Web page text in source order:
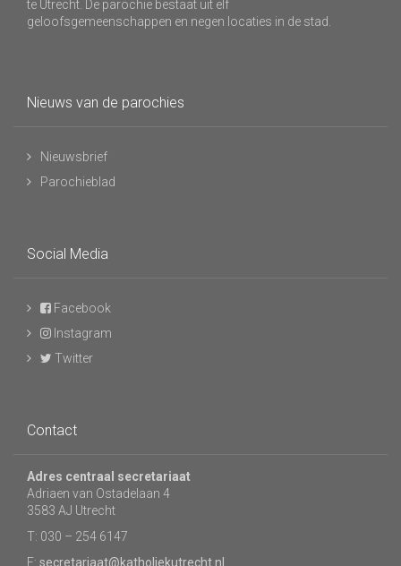
te Utrecht. De parochie bestaat uit elf
geloofsgemeenschappen en negen locaties in de stad.
Nieuws van de parochies
Nieuwsbrief
Parochieblad
Social Media
Facebook
Instagram
Twitter
Contact
Adres centraal secretariaat
Adriaen van Ostadelaan 4
3583 AJ Utrecht
T: 030 – 254 6147
E: secretariaat@katholiekutrecht.nl